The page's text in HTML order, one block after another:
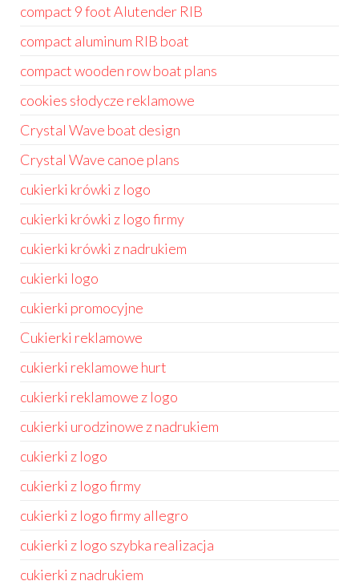
compact 9 foot Alutender RIB
compact aluminum RIB boat
compact wooden row boat plans
cookies słodycze reklamowe
Crystal Wave boat design
Crystal Wave canoe plans
cukierki krówki z logo
cukierki krówki z logo firmy
cukierki krówki z nadrukiem
cukierki logo
cukierki promocyjne
Cukierki reklamowe
cukierki reklamowe hurt
cukierki reklamowe z logo
cukierki urodzinowe z nadrukiem
cukierki z logo
cukierki z logo firmy
cukierki z logo firmy allegro
cukierki z logo szybka realizacja
cukierki z nadrukiem